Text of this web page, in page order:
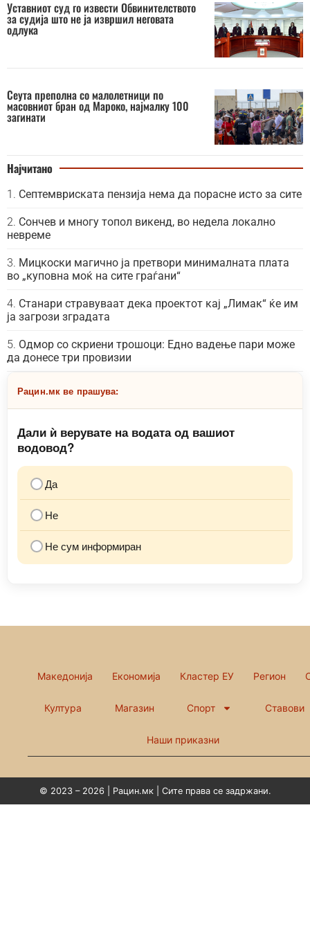
Уставниот суд го извести Обвинителството
за судија што не ја извршил неговата
одлука
Сеута преполна со малолетници по
масовниот бран од Мароко, најмалку 100
загинати
Најчитано
Септемвриската пензија нема да порасне исто за сите
Сончев и многу топол викенд, во недела локално
невреме
Мицкоски магично ја претвори минималната плата
во „куповна моќ на сите граѓани“
Станари стравуваат дека проектот кај „Лимак“ ќе им
ја загрози зградата
Одмор со скриени трошоци: Едно вадење пари може
да донесе три провизии
Рацин.мк ве прашува:
Дали ѝ верувате на водата од вашиот
водовод?
Да
Не
Не сум информиран
Македонија Економија Кластер ЕУ Регион
Култура Магазин Спорт Ставови
Наши приказни
© 2023 – 2026 | Рацин.мк | Сите права се задржани.